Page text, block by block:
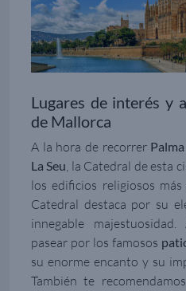
Lugares de interés y
de Mallorca
A la hora de recorrerPalma
La Seu, la Catedral de esta
los edificios religiosos
Catedral destaca por su
innegable
pasear por los famosos
su enorme encanto y su
También te